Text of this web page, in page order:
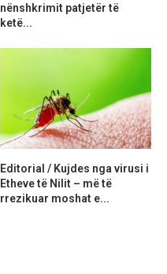
nënshkrimit patjetër të
ketë...
Editorial / Kujdes nga virusi i
Etheve të Nilit – më të
rrezikuar moshat e...